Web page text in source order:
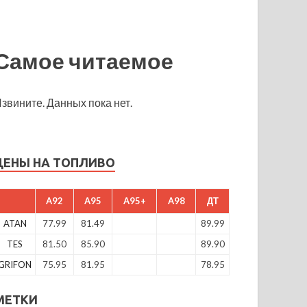
читаемое
Данных пока нет.
НА ТОПЛИВО
A92 A95 A95+ A98 ДТ
ATAN 77.99 81.49
89.99
TES
81.50 85.90
89.90
75.95 81.95 78.95